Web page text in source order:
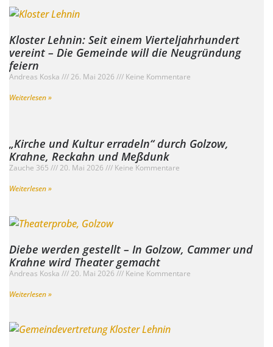
Kloster Lehnin: Seit einem Vierteljahrhundert
vereint – Die Gemeinde will die Neugründung
feiern
Andreas Koska 26. Mai 2026
Keine Kommentare
Weiterlesen »
„Kirche und Kultur erradeln“ durch Golzow,
Krahne, Reckahn und Meßdunk
Zauche 365 20. Mai 2026
Keine Kommentare
Weiterlesen »
Diebe werden gestellt – In Golzow, Cammer und
Krahne wird Theater gemacht
Andreas Koska 20. Mai 2026
Keine Kommentare
Weiterlesen »